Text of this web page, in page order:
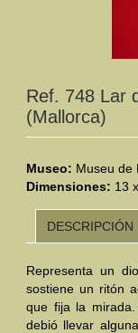
CATÁLOGO
Catálogo
Clasificaciones
Otras
Trabajos
Ref. 748 Lar
(Mallorca)
Museo: Museu de
Dimensiones: 13
DESCRIPCIÓN
Representa un
sostiene un ritón
que fija la
debió llevar